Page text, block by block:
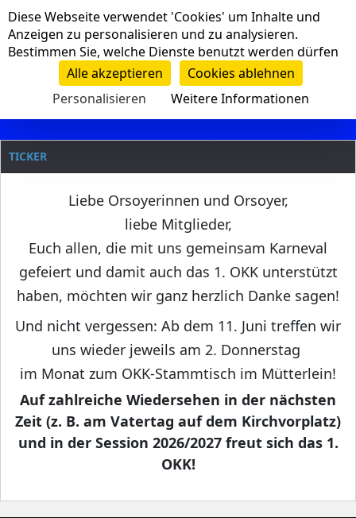
Navigation
Clanname
TICKER
Liebe Orsoyerinnen und Orsoyer,
liebe Mitglieder,
Euch allen, die mit uns gemeinsam Karneval
gefeiert und damit auch das 1. OKK unterstützt
haben, möchten wir ganz herzlich Danke sagen!
Und nicht vergessen: Ab dem 11. Juni treffen wir
uns wieder jeweils am 2. Donnerstag
im Monat zum OKK-Stammtisch im Mütterlein!
Auf zahlreiche Wiedersehen in der nächsten
Zeit (z. B. am Vatertag auf dem Kirchvorplatz)
und in der Session 2026/2027 freut sich das 1.
OKK!
Cookie-Einstellungen
Diese Webseite verwendet 'Cookies' um Inhalte und
Anzeigen zu personalisieren und zu analysieren.
Bestimmen Sie, welche Dienste benutzt werden dürfen
Alle akzeptieren
Cookies ablehnen
Personalisieren
Weitere Informationen